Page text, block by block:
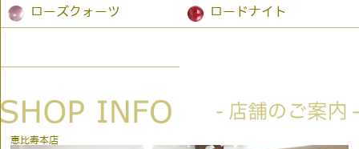
ローズクォーツ ロードナイト
恵比寿本店